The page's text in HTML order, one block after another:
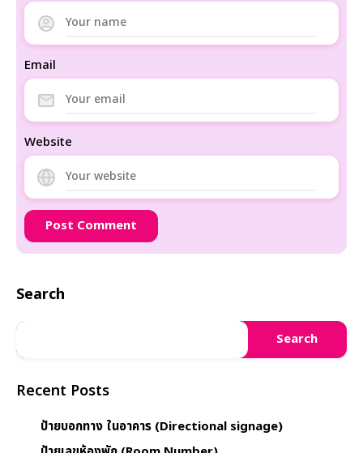
Email
Website
Search
Search
Recent Posts
ป้ายบอกทาง ในอาคาร (Directional signage)